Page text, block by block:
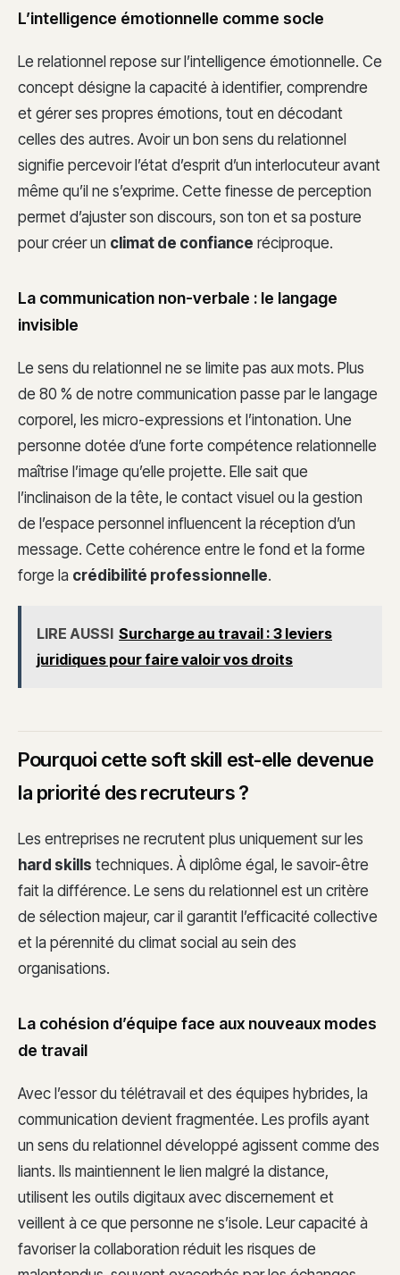
L’intelligence émotionnelle comme socle
Le relationnel repose sur l’intelligence émotionnelle. Ce
concept désigne la capacité à identifier, comprendre
et gérer ses propres émotions, tout en décodant
celles des autres. Avoir un bon sens du relationnel
signifie percevoir l’état d’esprit d’un interlocuteur avant
même qu’il ne s’exprime. Cette finesse de perception
permet d’ajuster son discours, son ton et sa posture
pour créer un climat de confiance réciproque.
La communication non-verbale : le langage
invisible
Le sens du relationnel ne se limite pas aux mots. Plus
de 80 % de notre communication passe par le langage
corporel, les micro-expressions et l’intonation. Une
personne dotée d’une forte compétence relationnelle
maîtrise l’image qu’elle projette. Elle sait que
l’inclinaison de la tête, le contact visuel ou la gestion
de l’espace personnel influencent la réception d’un
message. Cette cohérence entre le fond et la forme
forge la crédibilité professionnelle.
LIRE AUSSI Surcharge au travail : 3 leviers
juridiques pour faire valoir vos droits
Pourquoi cette soft skill est-elle devenue
la priorité des recruteurs ?
Les entreprises ne recrutent plus uniquement sur les
hard skills techniques. À diplôme égal, le savoir-être
fait la différence. Le sens du relationnel est un critère
de sélection majeur, car il garantit l’efficacité collective
et la pérennité du climat social au sein des
organisations.
La cohésion d’équipe face aux nouveaux modes
de travail
Avec l’essor du télétravail et des équipes hybrides, la
communication devient fragmentée. Les profils ayant
un sens du relationnel développé agissent comme des
liants. Ils maintiennent le lien malgré la distance,
utilisent les outils digitaux avec discernement et
veillent à ce que personne ne s’isole. Leur capacité à
favoriser la collaboration réduit les risques de